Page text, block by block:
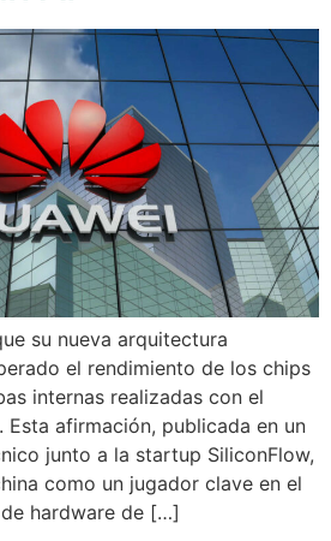
su nueva arquitectura
el rendimiento de los chips
internas realizadas con el
Esta afirmación, publicada en un
junto a la startup SiliconFlow,
como un jugador clave en el
hardware de […]